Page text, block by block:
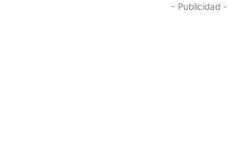
- Publicidad -